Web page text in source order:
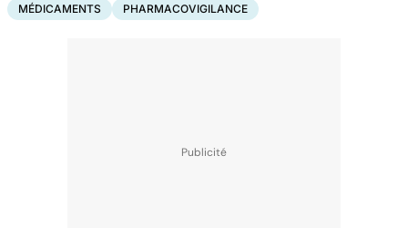
MÉDICAMENTS PHARMACOVIGILANCE